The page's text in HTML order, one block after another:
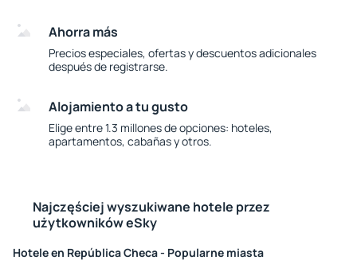
Ahorra más
Precios especiales, ofertas y descuentos adicionales
después de registrarse.
Alojamiento a tu gusto
Elige entre 1.3 millones de opciones: hoteles,
apartamentos, cabañas y otros.
Najczęściej wyszukiwane hotele przez
użytkowników eSky
Hotele en República Checa - Popularne miasta